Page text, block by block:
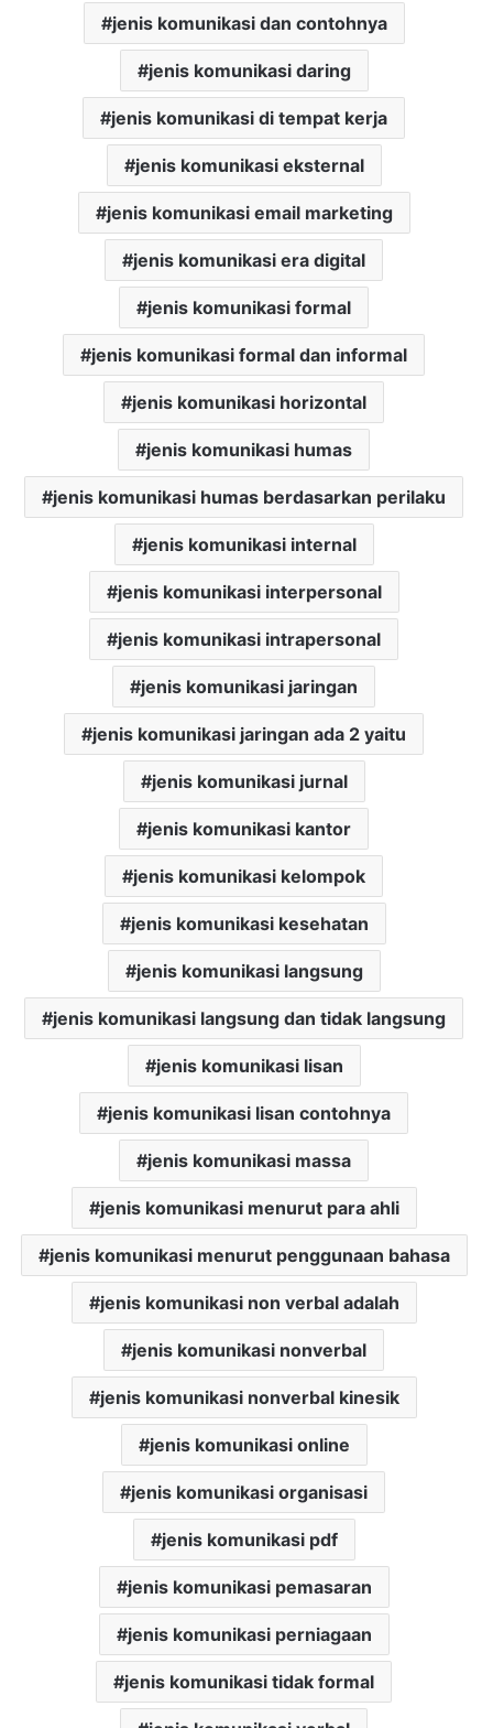
jenis komunikasi dan contohnya
jenis komunikasi daring
jenis komunikasi di tempat kerja
jenis komunikasi eksternal
jenis komunikasi email marketing
jenis komunikasi era digital
jenis komunikasi formal
jenis komunikasi formal dan informal
jenis komunikasi horizontal
jenis komunikasi humas
jenis komunikasi humas berdasarkan perilaku
jenis komunikasi internal
jenis komunikasi interpersonal
jenis komunikasi intrapersonal
jenis komunikasi jaringan
jenis komunikasi jaringan ada 2 yaitu
jenis komunikasi jurnal
jenis komunikasi kantor
jenis komunikasi kelompok
jenis komunikasi kesehatan
jenis komunikasi langsung
jenis komunikasi langsung dan tidak langsung
jenis komunikasi lisan
jenis komunikasi lisan contohnya
jenis komunikasi massa
jenis komunikasi menurut para ahli
jenis komunikasi menurut penggunaan bahasa
jenis komunikasi non verbal adalah
jenis komunikasi nonverbal
jenis komunikasi nonverbal kinesik
jenis komunikasi online
jenis komunikasi organisasi
jenis komunikasi pdf
jenis komunikasi pemasaran
jenis komunikasi perniagaan
jenis komunikasi tidak formal